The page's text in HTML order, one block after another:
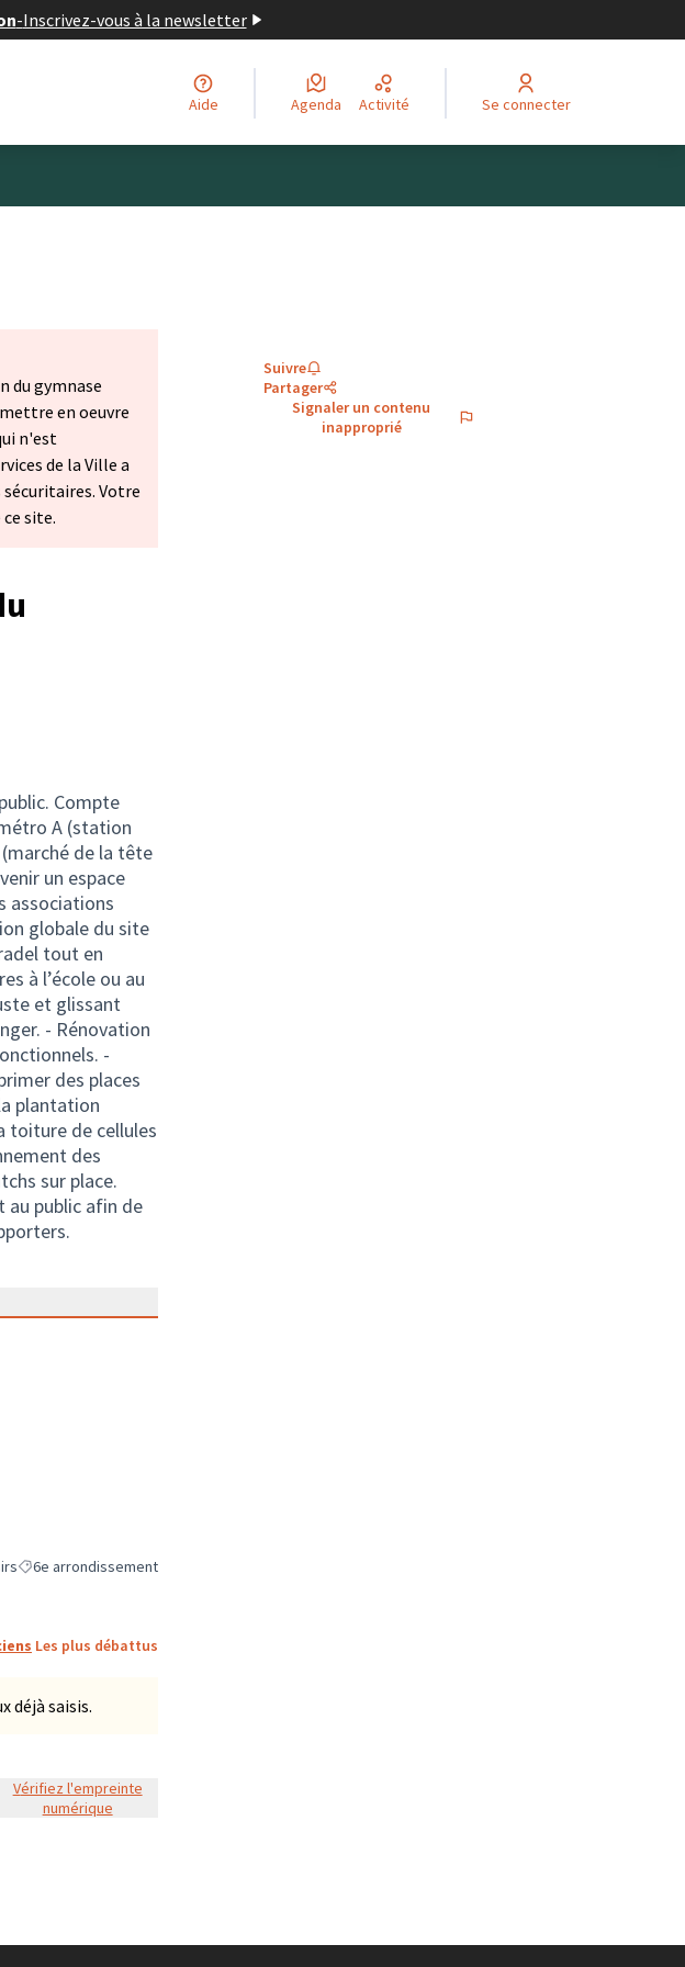
-Inscrivez-vous à la newsletter
Aide Agenda Activité Se connecter
du gymnase
en oeuvre
n'est
de la Ville a
Votre
site.
Compte
A (station
de la tête
un espace
associations
globale du site
tout en
à l’école ou au
et glissant
- Rénovation
-
des places
plantation
toiture de cellules
des
sur place.
au public afin de
de la catégorie : Sports et loisirs
Filtrer les résultats pour la localisation : 6e arrondissement
6e arrondissement
Suivre
Partager
Signaler un contenu
inapproprié
Les plus débattus
déjà saisis.
Vérifiez l'empreinte
numérique